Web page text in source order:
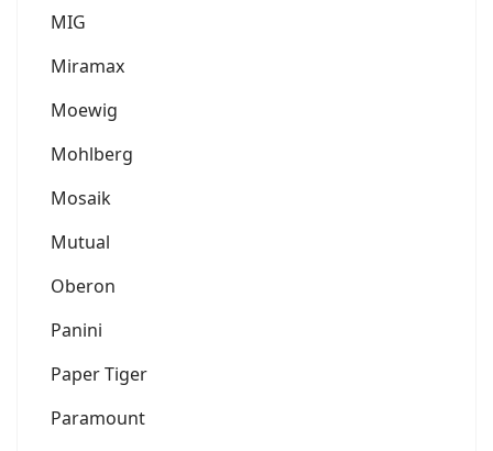
MIG
Miramax
Moewig
Mohlberg
Mosaik
Mutual
Oberon
Panini
Paper Tiger
Paramount